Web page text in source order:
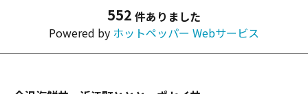
552 件ありました
Powered by ホットペッパー Webサービス